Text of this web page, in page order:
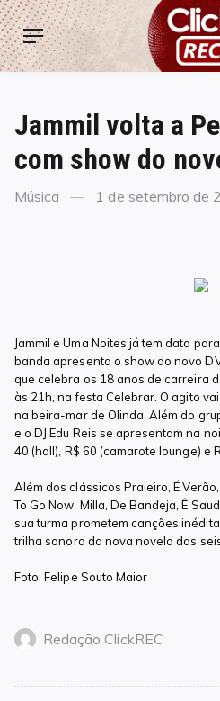
Skip
to
content
Menu
Jammil volta a
com show do
Categories
Música
Posted
1 de setembro de
Jammil e Uma Noites já tem data
banda apresenta o show do novo
que celebra os 18 anos de carreira
às 21h, na festa Celebrar. O agito
na beira-mar de Olinda. Além do
e o DJ Edu Reis se apresentam na
40 (hall), R$ 60 (camarote lounge) e
Além dos clássicos Praieiro, É
To Go Now, Milla, De Bandeja, Ê
sua turma prometem canções
trilha sonora da nova novela das
Foto: Felipe Souto Maior
Redação ClickREC